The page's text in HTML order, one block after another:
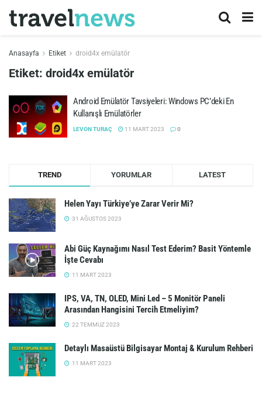
Anasayfa Etiket droid4x emülatör
Etiket: droid4x emülatör
Android Emülatör Tavsiyeleri: Windows PC’deki En
Kullanışlı Emülatörler
LEVON TURAÇ 11 MART 2023 0
TREND YORUMLAR LATEST
Helen Yayı Türkiye’ye Zarar Verir Mi?
31 AĞUSTOS 2023
Abi Güç Kaynağımı Nasıl Test Ederim? Basit Yöntemle
İşte Cevabı
11 MART 2023
IPS, VA, TN, OLED, Mini Led – 5 Monitör Paneli
Arasından Hangisini Tercih Etmeliyim?
22 TEMMUZ 2023
Detaylı Masaüstü Bilgisayar Montaj & Kurulum Rehberi
11 MART 2023